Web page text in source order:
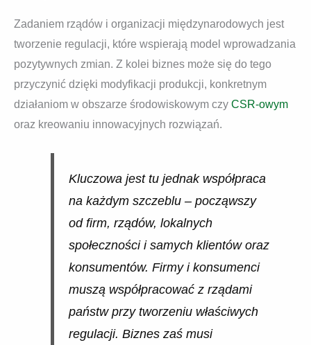
Zadaniem rządów i organizacji międzynarodowych jest
tworzenie regulacji, które wspierają model wprowadzania
pozytywnych zmian. Z kolei biznes może się do tego
przyczynić dzięki modyfikacji produkcji, konkretnym
działaniom w obszarze środowiskowym czy CSR-owym
oraz kreowaniu innowacyjnych rozwiązań.
Kluczowa jest tu jednak współpraca
na każdym szczeblu – począwszy
od firm, rządów, lokalnych
społeczności i samych klientów oraz
konsumentów. Firmy i konsumenci
muszą współpracować z rządami
państw przy tworzeniu właściwych
regulacji. Biznes zaś musi